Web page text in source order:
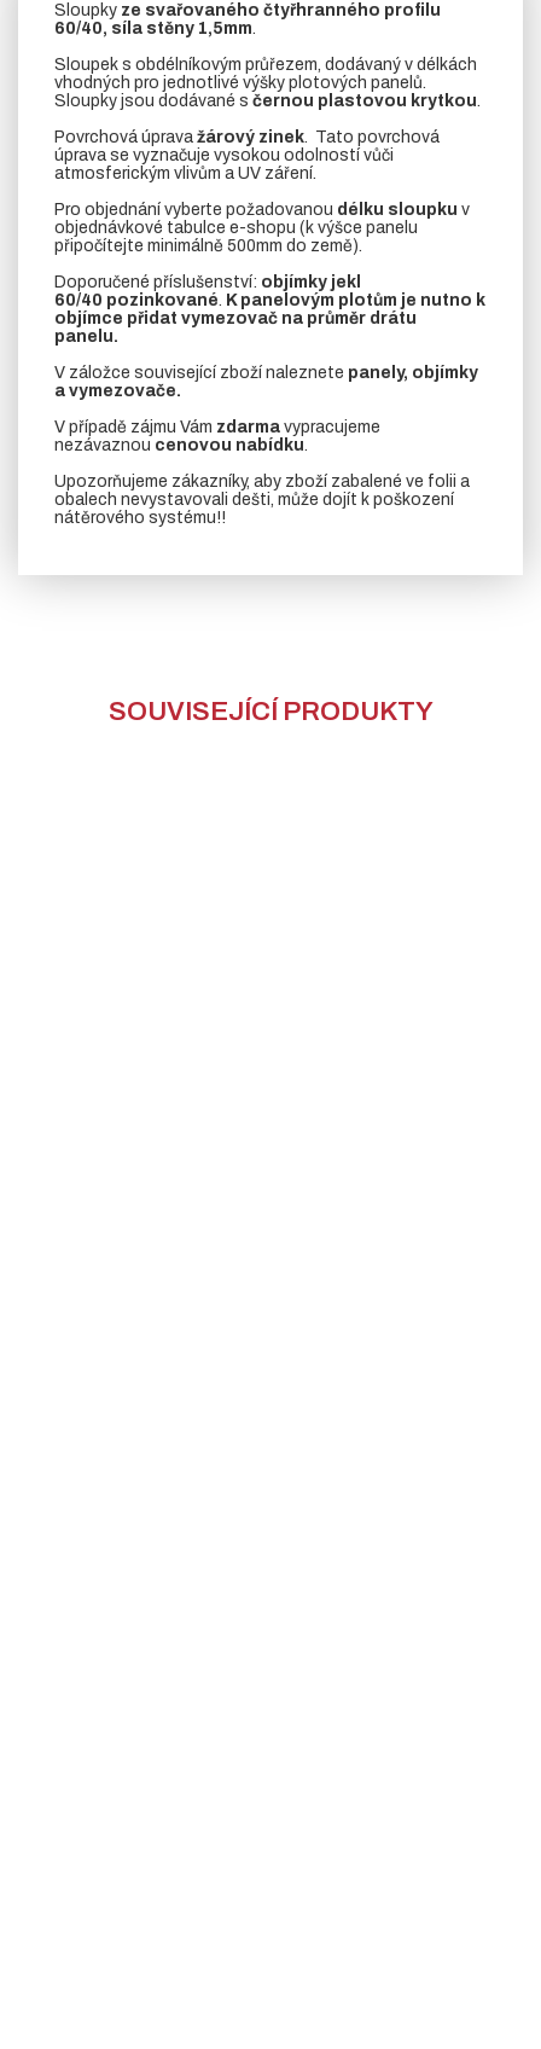
Sloupky ze svařovaného čtyřhranného profilu
60/40, síla stěny 1,5mm.
Sloupek s obdélníkovým průřezem, dodávaný v délkách
vhodných pro jednotlivé výšky plotových panelů.
Sloupky jsou dodávané s černou plastovou krytkou.
Povrchová úprava žárový zinek. Tato povrchová
úprava se vyznačuje vysokou odolností vůči
atmosferickým vlivům a UV záření.
Pro objednání vyberte požadovanou délku sloupku v
objednávkové tabulce e-shopu (k výšce panelu
připočítejte minimálně 500mm do země).
Doporučené příslušenství: objímky jekl
60/40 pozinkované. K panelovým plotům je nutno k
objímce přidat vymezovač na průměr drátu
panelu.
V záložce související zboží naleznete panely, objímky
a vymezovače.
V případě zájmu Vám zdarma vypracujeme
nezávaznou cenovou nabídku.
Upozorňujeme zákazníky, aby zboží zabalené ve folii a
obalech nevystavovali dešti, může dojít k poškození
nátěrového systému!!
SOUVISEJÍCÍ PRODUKTY